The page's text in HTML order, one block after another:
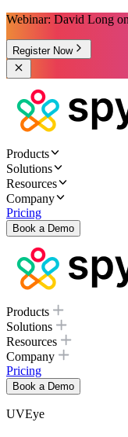
Webinar: David Long
Register Now
Products
Solutions
Resources
Company
Pricing
Book a Demo
Products
Solutions
Resources
Company
Pricing
Book a Demo
UVEye